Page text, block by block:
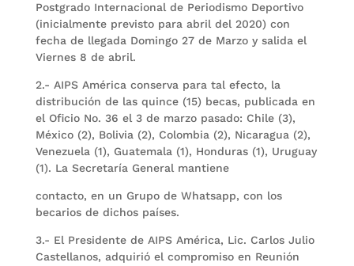
Postgrado Internacional de Periodismo Deportivo
(inicialmente previsto para abril del 2020) con
fecha de llegada Domingo 27 de Marzo y salida el
Viernes 8 de abril.
2.- AIPS América conserva para tal efecto, la
distribución de las quince (15) becas, publicada en
el Oficio No. 36 el 3 de marzo pasado: Chile (3),
México (2), Bolivia (2), Colombia (2), Nicaragua (2),
Venezuela (1), Guatemala (1), Honduras (1), Uruguay
(1). La Secretaría General mantiene
contacto, en un Grupo de Whatsapp, con los
becarios de dichos países.
3.- El Presidente de AIPS América, Lic. Carlos Julio
Castellanos, adquirió el compromiso en Reunión